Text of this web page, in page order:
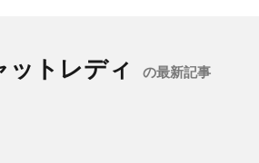
ットレディ の最新記事